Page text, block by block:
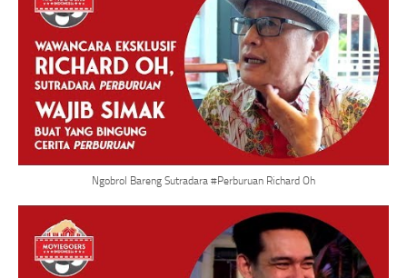
Ngobrol Bareng Sutradara #Perburuan Richard Oh